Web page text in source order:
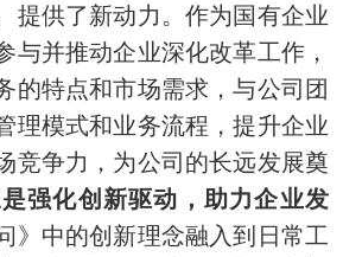
提供了新动力。作为国有企业
与并推动企业深化改革工作，
的特点和市场需求，与公司团
理模式和业务流程，提升企业
竞争力，为公司的长远发展奠
强化创新驱动，助力企业发
》中的创新理念融入到日常工